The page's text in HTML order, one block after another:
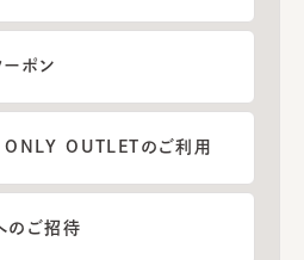
ーポン
ONLY OUTLETのご利用
のご招待